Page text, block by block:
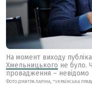
На момент виходу
Хмельницького не було.
провадження – невідомо
ФОТО ДМИТРА ЛАРІНА, "УКРАЇНСЬКА